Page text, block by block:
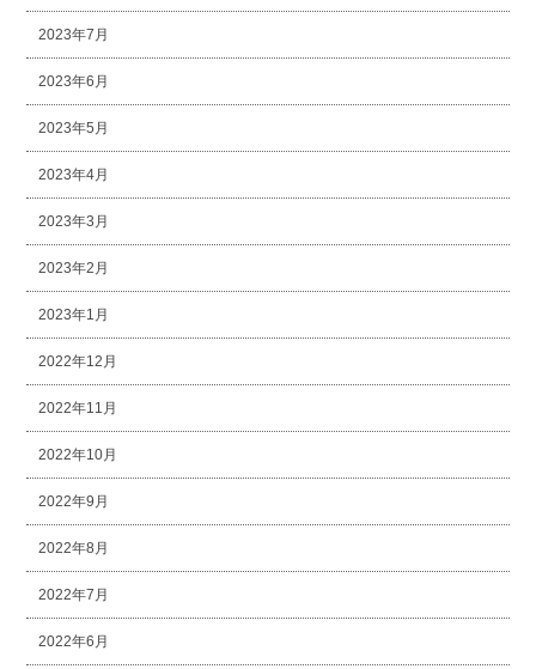
2023年7月
2023年6月
2023年5月
2023年4月
2023年3月
2023年2月
2023年1月
2022年12月
2022年11月
2022年10月
2022年9月
2022年8月
2022年7月
2022年6月